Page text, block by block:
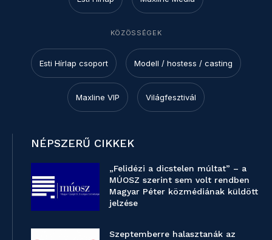
KÖZÖSSÉGEK
Esti Hírlap csoport Modell / hostess / casting
Maxline VIP Világfesztivál
NÉPSZERŰ CIKKEK
„Felidézi a dicstelen múltat” – a
MÚOSZ szerint sem volt rendben
Magyar Péter közmédiának küldött
jelzése
Szeptemberre halasztanák az